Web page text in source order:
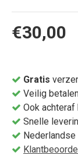
€30,00
Gratis
Veilig
Ook achteraf
Snelle